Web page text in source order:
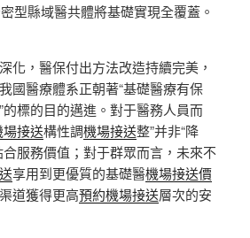
型縣域醫共體將基礎實現全覆蓋。
化，醫保付出方法改造持續完美，
國醫療體系正朝著“基礎醫療有保
標的目的邁進。對于醫務人員而
接送構性調機場接送整”并非“降
服務價值；對于群眾而言，未來不
享用到更優質的基礎醫機場接送價
道獲得更高預約機場接送層次的安